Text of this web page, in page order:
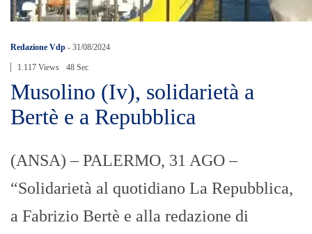
Redazione Vdp - 31/08/2024
1.117 Views 48 Sec
Musolino (Iv), solidarietà a
Bertè e a Repubblica
(ANSA) – PALERMO, 31 AGO –
“Solidarietà al quotidiano La Repubblica,
a Fabrizio Bertè e alla redazione di